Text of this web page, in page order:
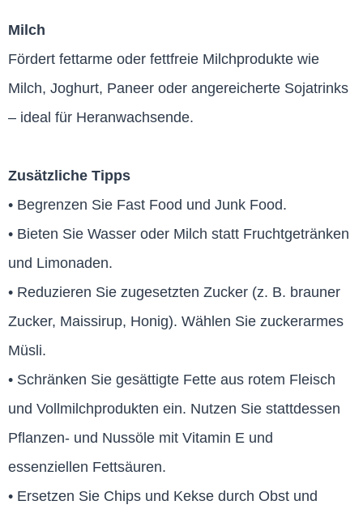
Milch
Fördert fettarme oder fettfreie Milchprodukte wie
Milch, Joghurt, Paneer oder angereicherte Sojatrinks
– ideal für Heranwachsende.
Zusätzliche Tipps
• Begrenzen Sie Fast Food und Junk Food.
• Bieten Sie Wasser oder Milch statt Fruchtgetränken
und Limonaden.
• Reduzieren Sie zugesetzten Zucker (z. B. brauner
Zucker, Maissirup, Honig). Wählen Sie zuckerarmes
Müsli.
• Schränken Sie gesättigte Fette aus rotem Fleisch
und Vollmilchprodukten ein. Nutzen Sie stattdessen
Pflanzen- und Nussöle mit Vitamin E und
essenziellen Fettsäuren.
• Ersetzen Sie Chips und Kekse durch Obst und